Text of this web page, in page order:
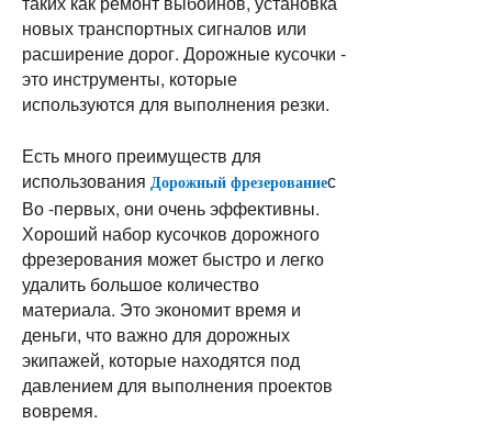
новых транспортных сигналов или
расширение дорог. Дорожные кусочки -
это инструменты, которые
используются для выполнения резки.
Есть много преимуществ для
использования Дорожный фрезерованиес
Во -первых, они очень эффективны.
Хороший набор кусочков дорожного
фрезерования может быстро и легко
удалить большое количество
материала. Это экономит время и
деньги, что важно для дорожных
экипажей, которые находятся под
давлением для выполнения проектов
вовремя.